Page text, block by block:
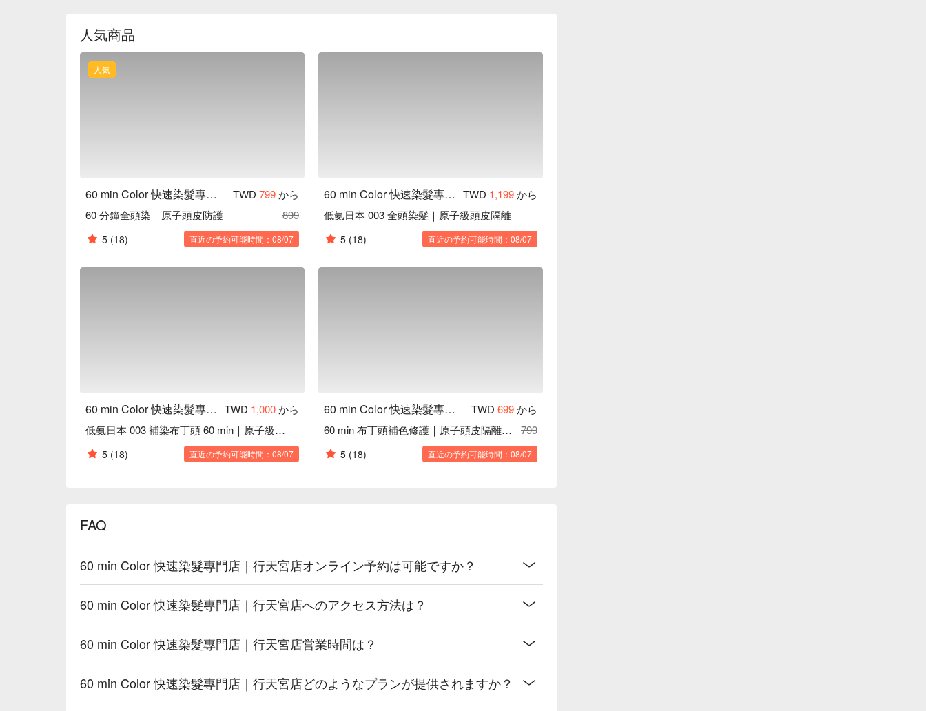
人気商品
人気
60 min Color 快速染髮專門店｜行天宮店 TWD 799から
60 分鐘全頭染｜原子頭皮防護
899
5 (18) 直近の予約可能時間：08/07
60 min Color 快速染髮專門店｜行天宮店 TWD 1,199から
低氨日本 003 全頭染髮｜原子級頭皮隔離
5 (18) 直近の予約可能時間：08/07
60 min Color 快速染髮專門店｜行天宮店 TWD 1,000から
低氨日本 003 補染布丁頭 60 min｜原子級頭皮隔離
5 (18) 直近の予約可能時間：08/07
60 min Color 快速染髮專門店｜行天宮店 TWD 699から
60 min 布丁頭補色修護｜原子頭皮隔離屏障
799
5 (18) 直近の予約可能時間：08/07
FAQ
60 min Color 快速染髮專門店｜行天宮店オンライン予約は可能ですか？
60 min Color 快速染髮專門店｜行天宮店へのアクセス方法は？
60 min Color 快速染髮專門店｜行天宮店営業時間は？
60 min Color 快速染髮專門店｜行天宮店どのようなプランが提供されますか？